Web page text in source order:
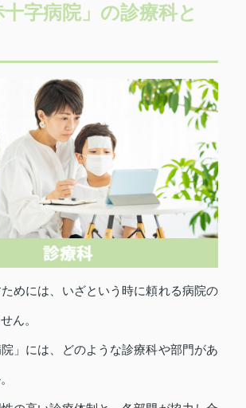
十字病院」の診療科と
めには、いざという時に頼れる病院の
ん。
院」には、どのような診療科や部門があ